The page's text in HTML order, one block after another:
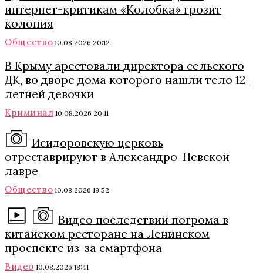
интернет-критикам «Колобка» грозит
колония
Общество 10.08.2026 20:12
В Крыму арестовали директора сельского
ДК, во дворе дома которого нашли тело 12-
летней девочки
Криминал 10.08.2026 20:11
Исидоровскую церковь
отреставрируют в Александро-Невской
лавре
Общество 10.08.2026 19:52
Видео последствий погрома в
китайском ресторане на Ленинском
проспекте из-за смартфона
Видео 10.08.2026 18:41